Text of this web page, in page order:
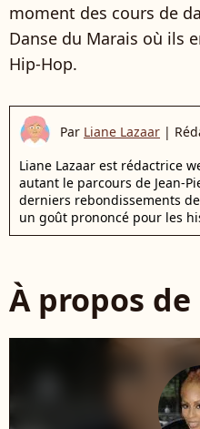
moment des cours de
Danse du Marais où ils
Hip-Hop.
Par Liane Lazaar |
Liane Lazaar est rédactrice
autant le parcours de Jean-
derniers rebondissements
un goût prononcé pour les
À propos de